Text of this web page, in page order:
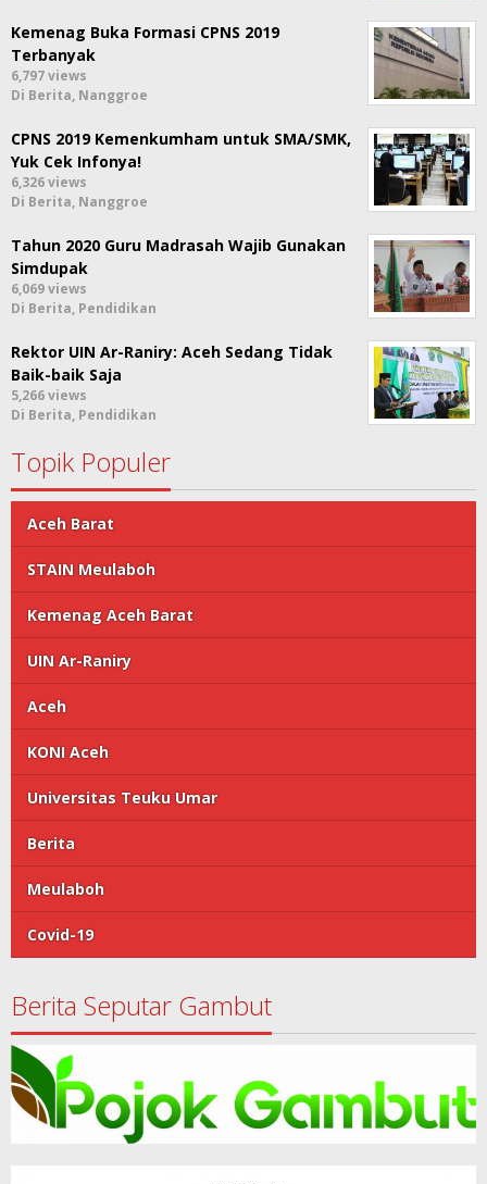
Kemenag Buka Formasi CPNS 2019
Terbanyak
6,797 views
Di Berita, Nanggroe
CPNS 2019 Kemenkumham untuk SMA/SMK,
Yuk Cek Infonya!
6,326 views
Di Berita, Nanggroe
Tahun 2020 Guru Madrasah Wajib Gunakan
Simdupak
6,069 views
Di Berita, Pendidikan
Rektor UIN Ar-Raniry: Aceh Sedang Tidak
Baik-baik Saja
5,266 views
Di Berita, Pendidikan
Topik Populer
Aceh Barat
STAIN Meulaboh
Kemenag Aceh Barat
UIN Ar-Raniry
Aceh
KONI Aceh
Universitas Teuku Umar
Berita
Meulaboh
Covid-19
Berita Seputar Gambut